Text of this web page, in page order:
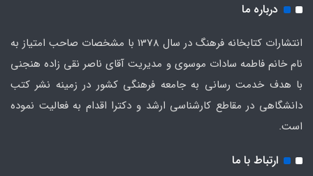
درباره ما
انتشارات کتابخانه فرهنگ در سال 1378 با مشخصات صاحب امتیاز به
نام خانم فاطمه سادات موسوی و مدیریت آقای ناصر نقی زاده هنجنی
با هدف خدمت رسانی به جامعه فرهنگی کشور در زمینه نشر کتب
دانشگاهی در مقاطع کارشناسی ارشد و دکترا اقدام به فعالیت نموده
است.
ارتباط با ما